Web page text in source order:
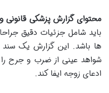
محتوای گزارش پزشکی
باید شامل جزئیات دقیق
ها باشد. این گزارش یک
شواهد عینی از ضرب و جرح
ادعای زوجه ایفا کند.